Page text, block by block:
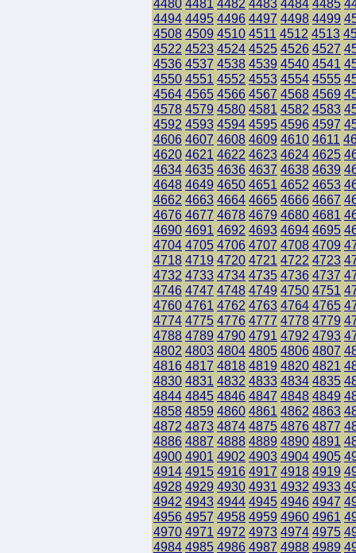
4480 4481 4482 4483 4484 4485
4494 4495 4496 4497 4498 4499
4508 4509 4510 4511 4512 4513
4522 4523 4524 4525 4526 4527
4536 4537 4538 4539 4540 4541
4550 4551 4552 4553 4554 4555
4564 4565 4566 4567 4568 4569
4578 4579 4580 4581 4582 4583
4592 4593 4594 4595 4596 4597
4606 4607 4608 4609 4610 4611
4620 4621 4622 4623 4624 4625
4634 4635 4636 4637 4638 4639
4648 4649 4650 4651 4652 4653
4662 4663 4664 4665 4666 4667
4676 4677 4678 4679 4680 4681
4690 4691 4692 4693 4694 4695
4704 4705 4706 4707 4708 4709
4718 4719 4720 4721 4722 4723
4732 4733 4734 4735 4736 4737
4746 4747 4748 4749 4750 4751
4760 4761 4762 4763 4764 4765
4774 4775 4776 4777 4778 4779
4788 4789 4790 4791 4792 4793
4802 4803 4804 4805 4806 4807
4816 4817 4818 4819 4820 4821
4830 4831 4832 4833 4834 4835
4844 4845 4846 4847 4848 4849
4858 4859 4860 4861 4862 4863
4872 4873 4874 4875 4876 4877
4886 4887 4888 4889 4890 4891
4900 4901 4902 4903 4904 4905
4914 4915 4916 4917 4918 4919
4928 4929 4930 4931 4932 4933
4942 4943 4944 4945 4946 4947
4956 4957 4958 4959 4960 4961
4970 4971 4972 4973 4974 4975
4984 4985 4986 4987 4988 4989